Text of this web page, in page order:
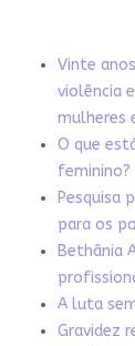
Vinte
violência
mulheres
O que
feminino?
Pesquisa
para os
Bethânia
A luta
Gravidez